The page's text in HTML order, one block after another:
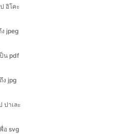
น pdf
ง jpg
ปาเละ
อ svg
เว็บพี